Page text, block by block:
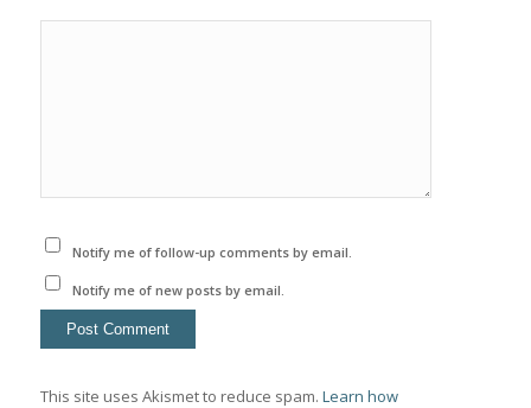
Notify me of follow-up comments by email.
Notify me of new posts by email.
This site uses Akismet to reduce spam. Learn how